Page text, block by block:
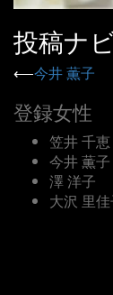
投稿ナ
⟵今井 薫子
登録女性
笠井 千恵
今井 薫子
澤 洋子
大沢 里